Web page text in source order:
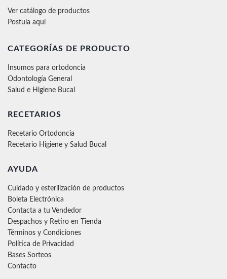
Ver catálogo de productos
Postula aquí
CATEGORÍAS DE PRODUCTO
Insumos para ortodoncia
Odontología General
Salud e Higiene Bucal
RECETARIOS
Recetario Ortodoncia
Recetario Higiene y Salud Bucal
AYUDA
Cuidado y esterilización de productos
Boleta Electrónica
Contacta a tu Vendedor
Despachos y Retiro en Tienda
Términos y Condiciones
Política de Privacidad
Bases Sorteos
Contacto